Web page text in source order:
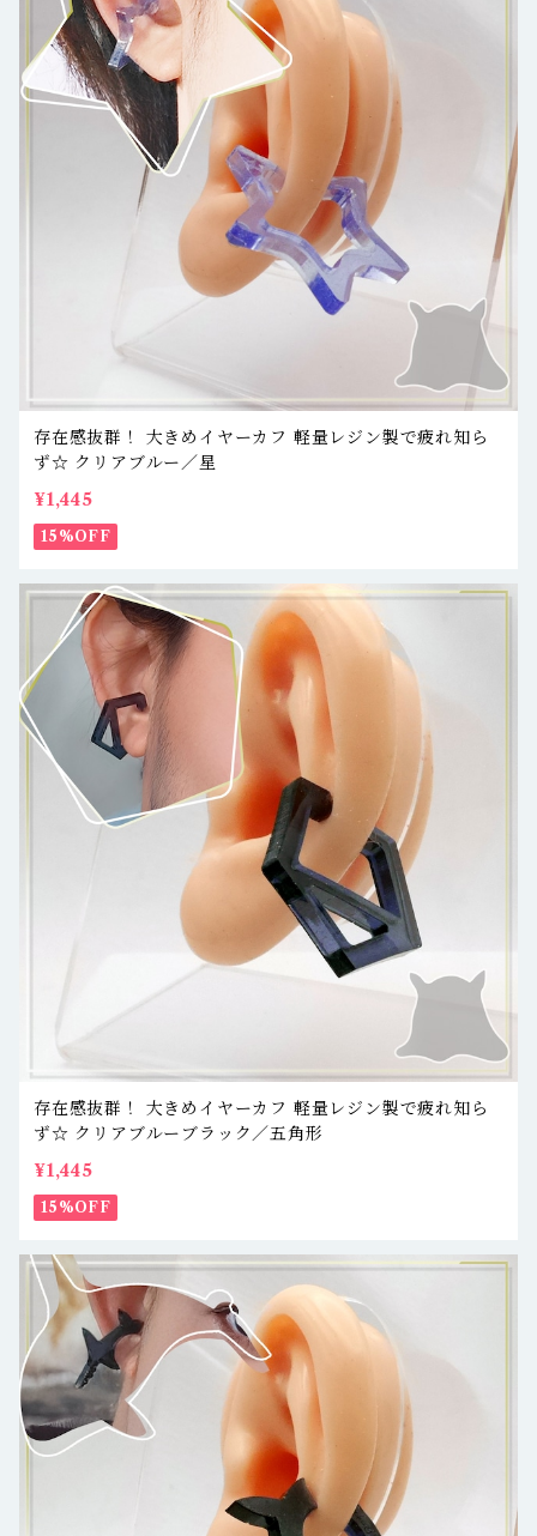
存在感抜群！ 大きめイヤーカフ 軽量レジン製で疲れ知ら
ず☆ クリアブルー／星
¥1,445
15%OFF
存在感抜群！ 大きめイヤーカフ 軽量レジン製で疲れ知ら
ず☆ クリアブルーブラック／五角形
¥1,445
15%OFF